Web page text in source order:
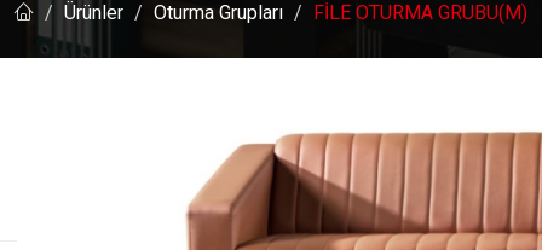
Ürünler Oturma Grupları FİLE OTURMA GRUBU(M)